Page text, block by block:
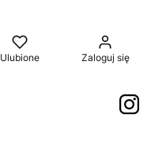
Ulubione Zaloguj się